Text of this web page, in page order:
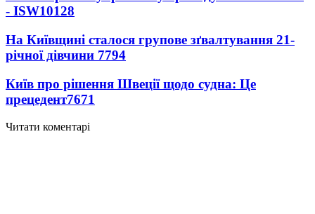
- ISW10128
На Київщині сталося групове зґвалтування 21-
річної дівчини 7794
Київ про рішення Швеції щодо судна: Це
прецедент7671
Читати коментарі